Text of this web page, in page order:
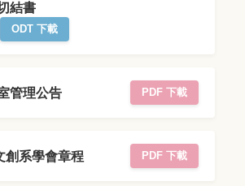
結書
ODT 下載
管理公告 PDF 下載
創系學會章程 PDF 下載